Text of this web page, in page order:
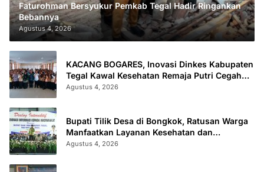
Faturohman Bersyukur Pemkab Tegal Hadir Ringankan
Bebannya
Agustus 4, 2026
KACANG BOGARES, Inovasi Dinkes Kabupaten
Tegal Kawal Kesehatan Remaja Putri Cegah
Stunting
Agustus 4, 2026
Bupati Tilik Desa di Bongkok, Ratusan Warga
Manfaatkan Layanan Kesehatan dan
Administrasi
Agustus 4, 2026